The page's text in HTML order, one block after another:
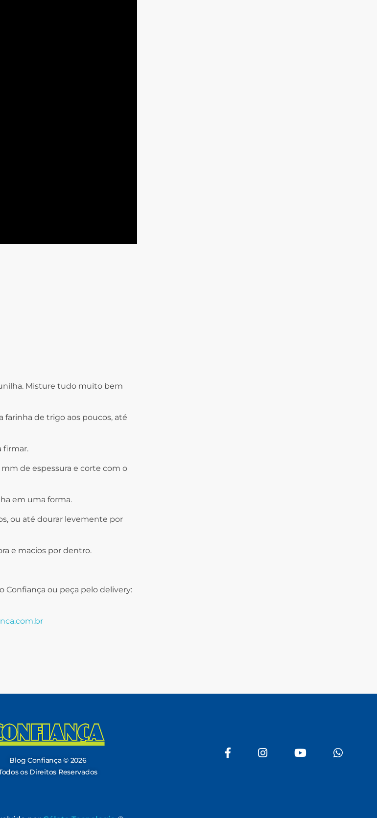
Misture tudo muito bem
farinha de trigo aos poucos, até
firmar.
de espessura e corte com o
em uma forma.
ou até dourar levemente por
e macios por dentro.
Confiança ou peça pelo delivery:
Blog Confiança © 2026
os Direitos Reservados